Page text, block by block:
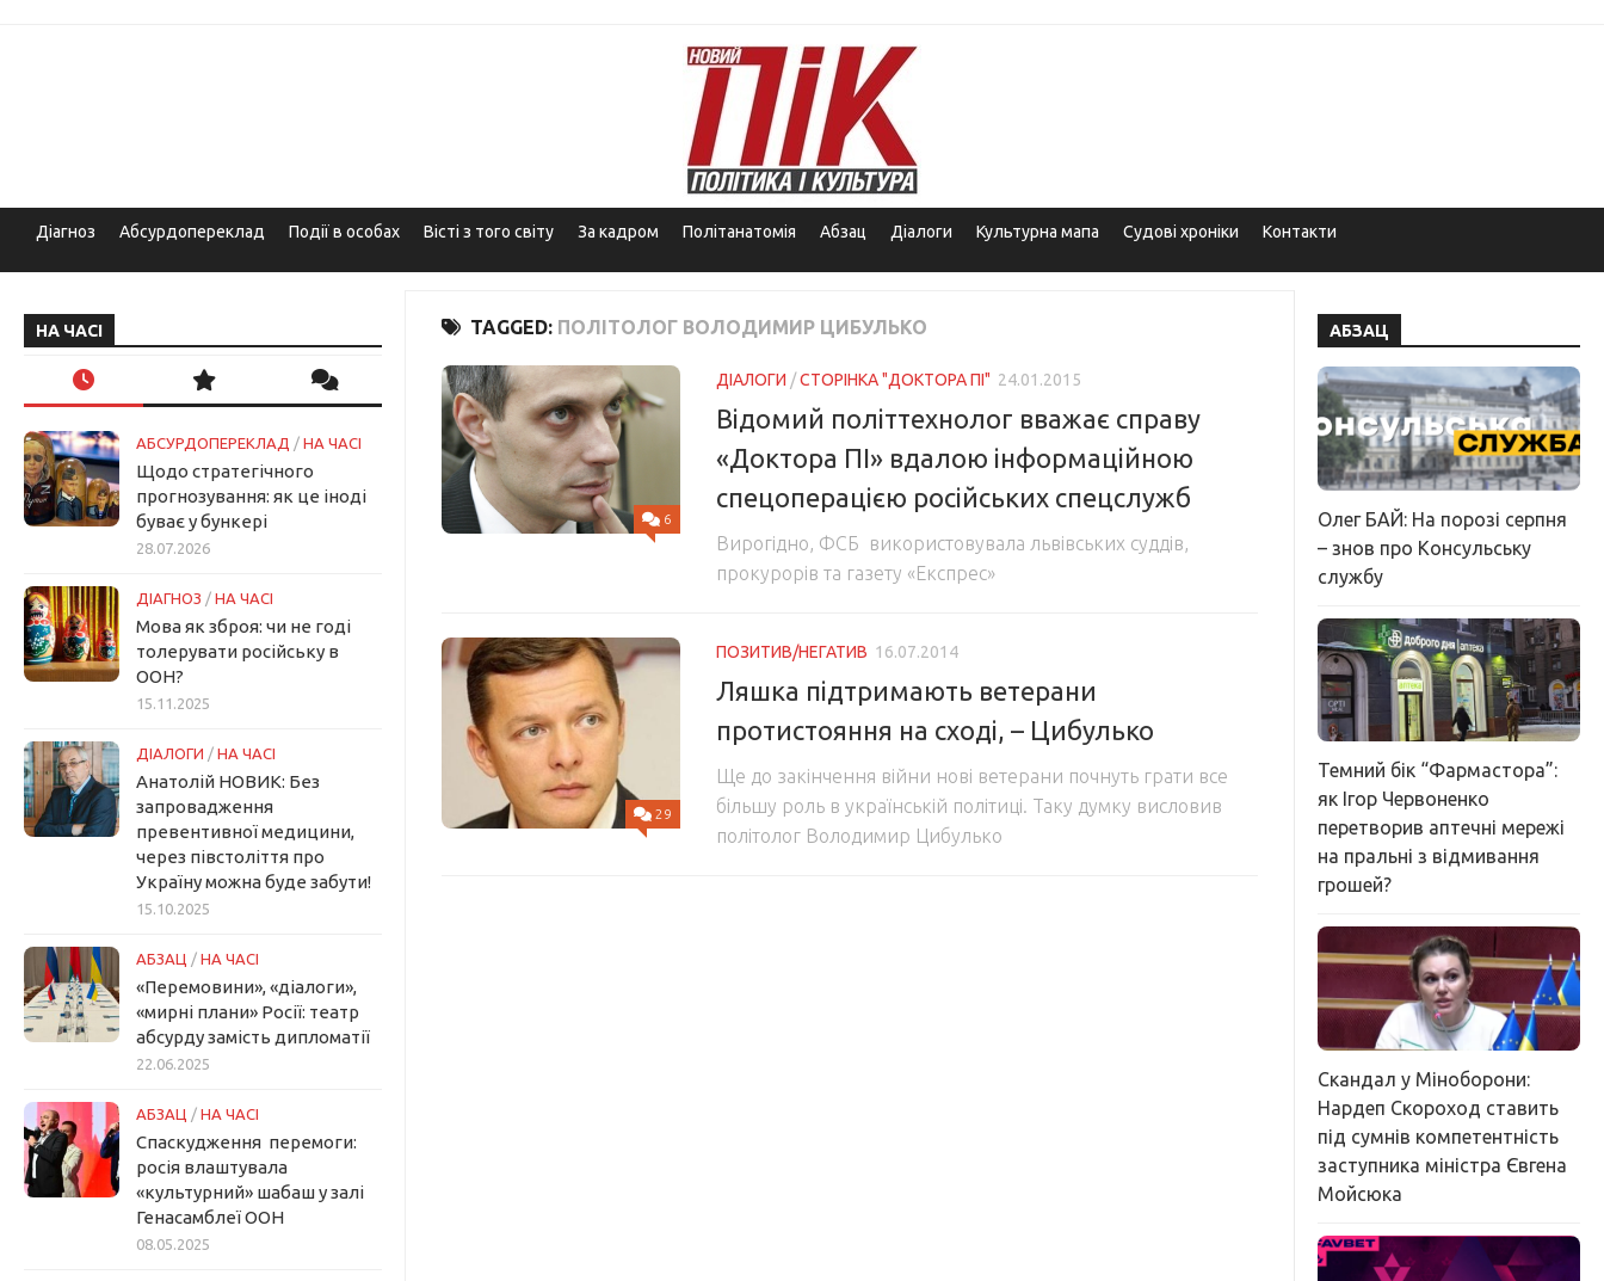
Діагноз Абсурдопереклад Події в особах Вісті з того світу За кадром Політанатомія Абзац Діалоги Культурна мапа Судові хроніки Контакти
TAGGED: ПОЛІТОЛОГ ВОЛОДИМИР ЦИБУЛЬКО
6
ДІАЛОГИ /СТОРІНКА "ДОКТОРА ПІ" 24.01.2015
Відомий політтехнолог вважає справу
«Доктора ПІ» вдалою інформаційною
спецоперацією російських спецслужб
Вирогідно, ФСБ використовувала львівських суддів,
прокурорів та газету «Експрес»
29
ПОЗИТИВ/НЕГАТИВ 16.07.2014
Ляшка підтримають ветерани
протистояння на сході, – Цибулько
Ще до закінчення війни нові ветерани почнуть грати все
більшу роль в українській політиці. Таку думку висловив
політолог Володимир Цибулько
НА ЧАСІ
АБСУРДОПЕРЕКЛАД / НА ЧАСІ
Щодо стратегічного
прогнозування: як це іноді
буває у бункері
28.07.2026
ДІАГНОЗ / НА ЧАСІ
Мова як зброя: чи не годі
толерувати російську в
ООН?
15.11.2025
ДІАЛОГИ / НА ЧАСІ
Анатолій НОВИК: Без
запровадження
превентивної медицини,
через півстоліття про
Україну можна буде забути!
15.10.2025
АБЗАЦ / НА ЧАСІ
«Перемовини», «діалоги»,
«мирні плани» Росії: театр
абсурду замість дипломатії
22.06.2025
АБЗАЦ / НА ЧАСІ
Спаскудження перемоги:
росія влаштувала
«культурний» шабаш у залі
Генасамблеї ООН
08.05.2025
АБЗАЦ
Олег БАЙ: На порозі серпня
– знов про Консульську
службу
Темний бік “Фармастора”:
як Ігор Червоненко
перетворив аптечні мережі
на пральні з відмивання
грошей?
Скандал у Міноборони:
Нардеп Скороход ставить
під сумнів компетентність
заступника міністра Євгена
Мойсюка